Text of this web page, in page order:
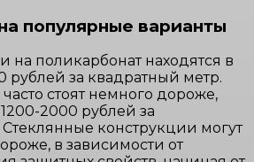
популярные варианты
на поликарбонат находятся в
рублей за квадратный метр.
стоят немного дороже,
2000 рублей за
конструкции могут
в зависимости от